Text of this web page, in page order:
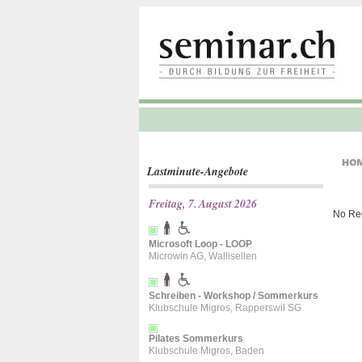
Lastminute-Angebote
Freitag, 7. August 2026
Microsoft Loop - LOOP
Microwin AG, Wallisellen
Schreiben - Workshop / Sommerkurs
Klubschule Migros, Rapperswil SG
Pilates Sommerkurs
Klubschule Migros, Baden
No